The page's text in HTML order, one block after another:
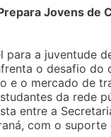
Jovens de
para a juventude
o desafio do
e o mercado de
da rede
entre a
com o